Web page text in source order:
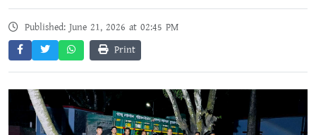
Published: June 21, 2026 at 02:45 PM
Print